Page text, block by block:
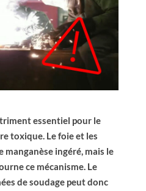
essentiel pour le
toxique. Le foie et les
manganèse ingéré, mais le
ce mécanisme. Le
de soudage peut donc